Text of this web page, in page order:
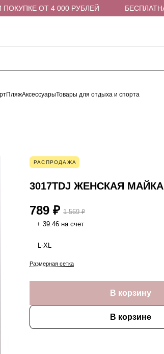
ОТ 4 000 РУБЛЕЙ БЕСПЛАТНАЯ
ПляжАксессуарыТовары для отдыха и спорта
РАСПРОДАЖА
3017TDJ ЖЕНСКАЯ МАЙКА
789 ₽ 1 569 ₽
+ 39.46 на счет
L-XL
Размерная сетка
В корзину
В корзине